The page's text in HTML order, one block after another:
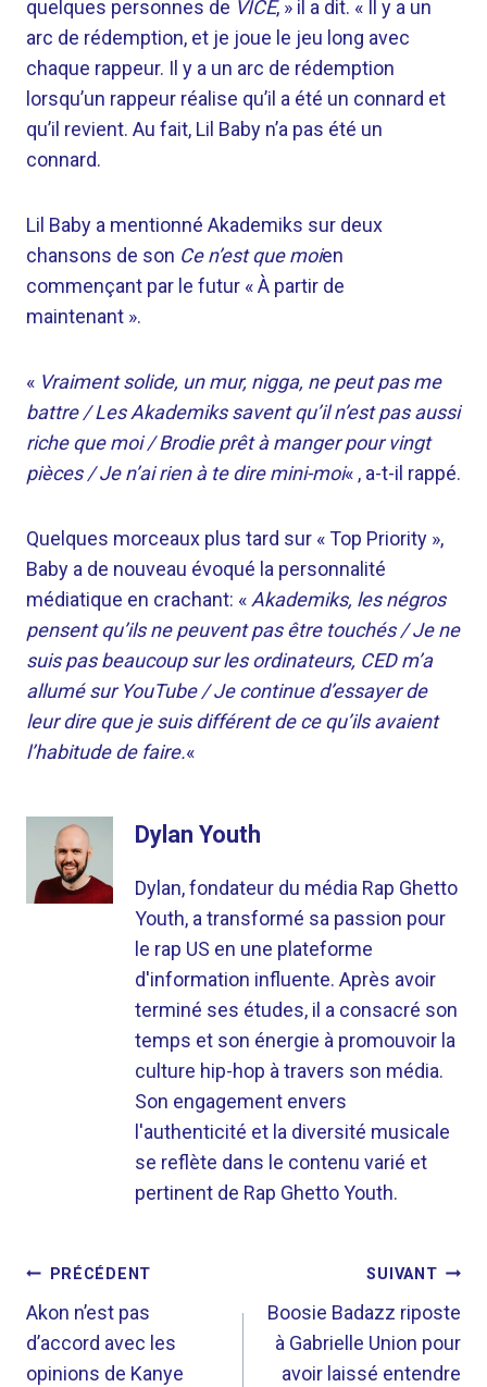
quelques personnes de VICE, » il a dit. « Il y a un
arc de rédemption, et je joue le jeu long avec
chaque rappeur. Il y a un arc de rédemption
lorsqu’un rappeur réalise qu’il a été un connard et
qu’il revient. Au fait, Lil Baby n’a pas été un
connard.
Lil Baby a mentionné Akademiks sur deux
chansons de son Ce n’est que moien
commençant par le futur « À partir de
maintenant ».
« Vraiment solide, un mur, nigga, ne peut pas me
battre / Les Akademiks savent qu’il n’est pas aussi
riche que moi / Brodie prêt à manger pour vingt
pièces / Je n’ai rien à te dire mini-moi« , a-t-il rappé.
Quelques morceaux plus tard sur « Top Priority »,
Baby a de nouveau évoqué la personnalité
médiatique en crachant: « Akademiks, les négros
pensent qu’ils ne peuvent pas être touchés / Je ne
suis pas beaucoup sur les ordinateurs, CED m’a
allumé sur YouTube / Je continue d’essayer de
leur dire que je suis différent de ce qu’ils avaient
l’habitude de faire.«
Dylan Youth
Dylan, fondateur du média Rap Ghetto
Youth, a transformé sa passion pour
le rap US en une plateforme
d'information influente. Après avoir
terminé ses études, il a consacré son
temps et son énergie à promouvoir la
culture hip-hop à travers son média.
Son engagement envers
l'authenticité et la diversité musicale
se reflète dans le contenu varié et
pertinent de Rap Ghetto Youth.
NAVIGATION
DE
L’ARTICLE
PRÉCÉDENT
Akon n’est pas
d’accord avec les
opinions de Kanye
SUIVANT
Boosie Badazz riposte
à Gabrielle Union pour
avoir laissé entendre